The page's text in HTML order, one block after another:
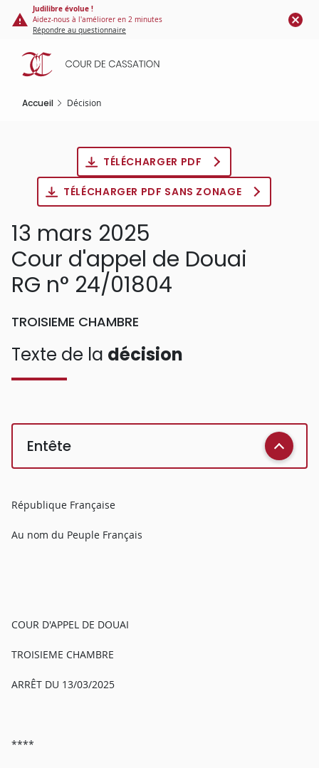
Panneau de gestion des cookies
contenu
principal
Judilibre évolue !
Aidez-nous à l'améliorer en 2 minutes
Répondre au questionnaire
Accueil Décision
TÉLÉCHARGER PDF
TÉLÉCHARGER PDF SANS ZONAGE
13 mars 2025
Cour d'appel de Douai
RG n° 24/01804
TROISIEME CHAMBRE
Texte de la décision
Entête
République Française
Au nom du Peuple Français
COUR D'APPEL DE DOUAI
TROISIEME CHAMBRE
ARRÊT DU 13/03/2025
****